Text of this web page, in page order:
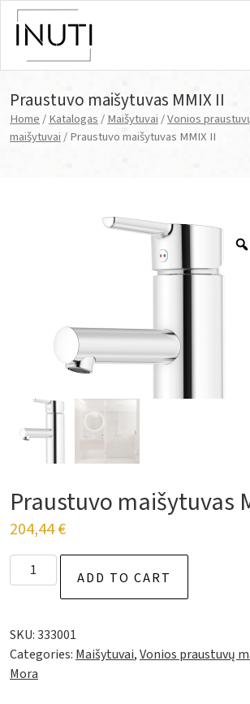
Main Navigation
Praustuvo maišytuvas MMIX II
Home/Katalogas/Maišytuvai/Vonios
maišytuvai/ Praustuvo maišytuvas MMIX II
Praustuvo maišytuvas
204,44€
Praustuvo maišytuvas MMIX II quantity
ADD TO CART
SKU:333001
Categories: Maišytuvai,Vonios praustuvų
Mora